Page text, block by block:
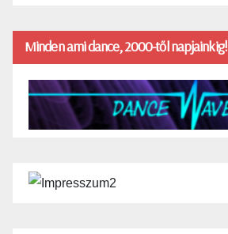
Minden ami dance, 2000-től napjainkig!